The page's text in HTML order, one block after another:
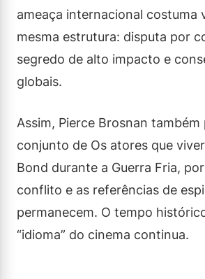
ameaça internacional costuma
mesma estrutura: disputa por
segredo de alto impacto e
globais.
Assim, Pierce Brosnan
conjunto de Os atores que
Bond durante a Guerra Fria,
conflito e as referências de
permanecem. O tempo
“idioma” do cinema continua.